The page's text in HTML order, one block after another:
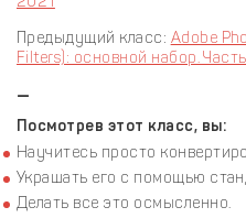
Предыдущий класс: Adobe
Filters): основной набор.
—
Посмотрев этот класс, вы:
Научитесь просто
Украшать его с помощью
Делать все это осмысленно.